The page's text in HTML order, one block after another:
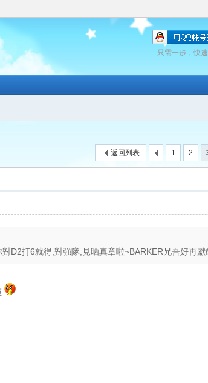
只需一步，快
1 2
返回列表
D2打6就得,對強隊,見晒真章啦~BARKER兄吾好再獻